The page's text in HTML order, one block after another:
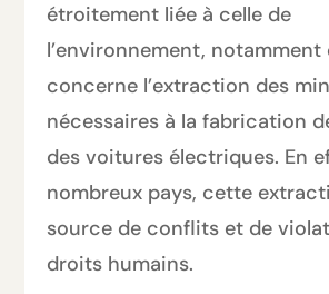
étroitement liée à celle de
l’environnement, notamment
concerne l’extraction des
nécessaires à la fabrication
des voitures électriques. En
nombreux pays, cette
source de conflits et de
droits humains.